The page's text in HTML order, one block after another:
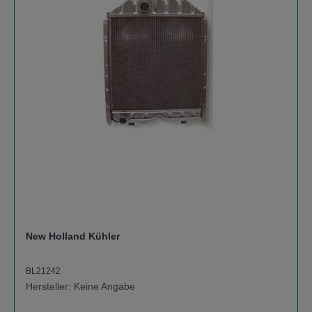
New Holland Kühler
BL21242
Hersteller: Keine Angabe